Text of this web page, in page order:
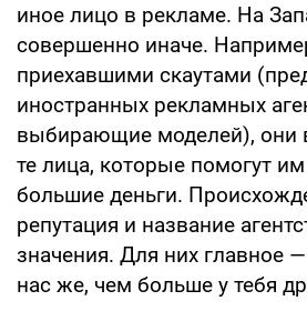
иное лицо в рекламе. На
совершенно иначе.
приехавшими скаутами
иностранных рекламных
выбирающие моделей), они
те лица, которые помогут
большие деньги.
репутация и название
значения. Для них главное
нас же, чем больше у тебя